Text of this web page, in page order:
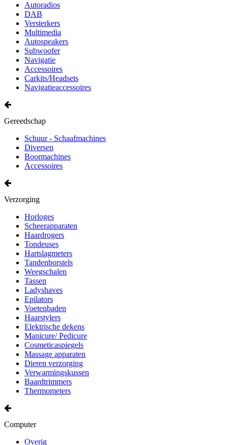
Autoradios
DAB
Versterkers
Multimedia
Autospeakers
Subwoofer
Navigatie
Accessoires
Carkits/Headsets
Navigatieaccessoires
Gereedschap
Schuur - Schaafmachines
Diversen
Boormachines
Accessoires
Verzorging
Horloges
Scheerapparaten
Haardrogers
Tondeuses
Hartslagmeters
Tandenborstels
Weegschalen
Tassen
Ladyshaves
Epilators
Voetenbaden
Haarstylers
Elektrische dekens
Manicure/ Pedicure
Cosmeticaspiegels
Massage apparaten
Dieren verzorging
Verwarmingskussen
Baardtrimmers
Thermometers
Computer
Overig